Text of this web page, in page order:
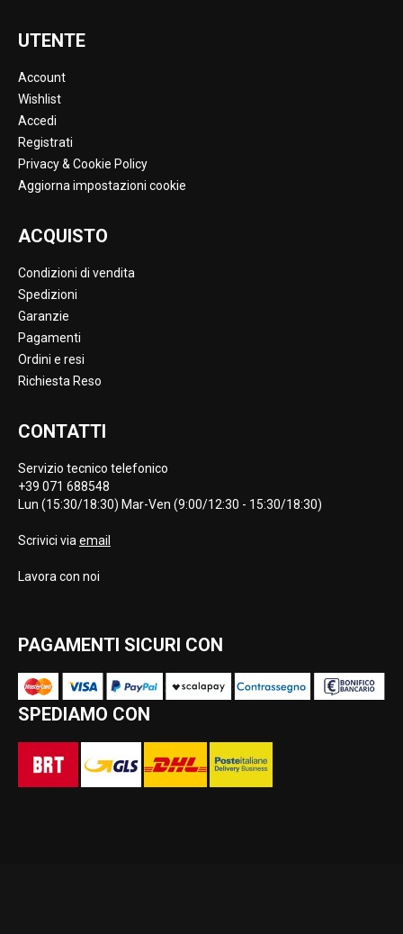
UTENTE
Account
Wishlist
Accedi
Registrati
Privacy & Cookie Policy
Aggiorna impostazioni cookie
ACQUISTO
Condizioni di vendita
Spedizioni
Garanzie
Pagamenti
Ordini e resi
Richiesta Reso
CONTATTI
Servizio tecnico telefonico
+39 071 688548
Lun (15:30/18:30) Mar-Ven (9:00/12:30 - 15:30/18:30)
Scrivici via email
Lavora con noi
PAGAMENTI SICURI CON
SPEDIAMO CON